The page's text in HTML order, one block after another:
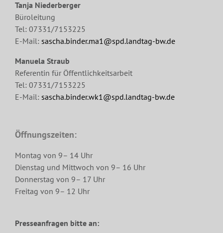
Tanja Niederberger
Büroleitung
Tel: 07331/7153225
E-Mail: sascha.binder.ma1@spd.landtag-bw.de
Manuela Straub
Referentin für Öffentlichkeitsarbeit
Tel: 07331/7153225
E-Mail: sascha.binder.wk1@spd.landtag-bw.de
Öffnungszeiten:
Montag von 9– 14 Uhr
Dienstag und Mittwoch von 9– 16 Uhr
Donnerstag von 9– 17 Uhr
Freitag von 9– 12 Uhr
Presseanfragen bitte an: